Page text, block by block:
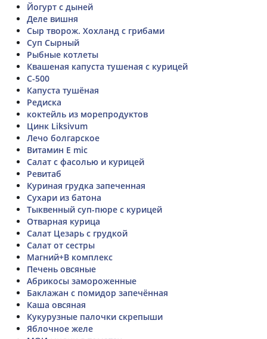
Йогурт с дыней
Деле вишня
Сыр творож. Хохланд с грибами
Суп Сырный
Рыбные котлеты
Квашеная капуста тушеная с курицей
C-500
Капуста тушёная
Редиска
коктейль из морепродуктов
Цинк Liksivum
Лечо болгарское
Витамин E mic
Салат с фасолью и курицей
Ревитаб
Куриная грудка запеченная
Сухари из батона
Тыквенный суп-пюре с курицей
Отварная курица
Салат Цезарь с грудкой
Салат от сестры
Магний+В комплекс
Печень овсяные
Абрикосы замороженные
Баклажан с помидор запечённая
Каша овсяная
Кукурузные палочки скрепыши
Яблочное желе